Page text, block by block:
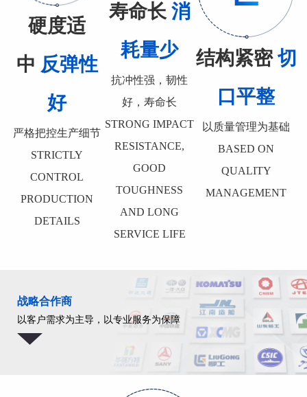
硬度适
中 反弹性
好
严格把控生产细节
STRICTLY
CONTROL
PRODUCTION
DETAILS
寿命长 消
耗量少
抗冲性强，韧性
好，寿命长
STRONG IMPACT
RESISTANCE,
GOOD
TOUGHNESS
AND LONG
SERVICE LIFE
结构紧密切
口平整
以质量管理为基础
BASED ON
QUALITY
MANAGEMENT
战略合作商
以客户需求为主导，以专业服务为保障